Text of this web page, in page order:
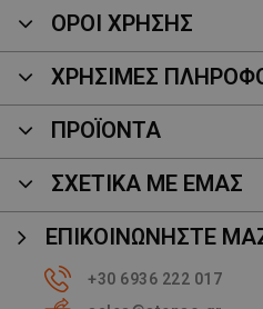
ΟΡΟΙ ΧΡΗΣΗΣ
ΧΡΗΣΙΜΕΣ
ΠΡΟΪΌΝΤΑ
ΣΧΕΤΙΚΑ ΜΕ ΕΜΑΣ
ΕΠΙΚΟΙΝΩΝΉΣΤΕ
+30 6936 222 017